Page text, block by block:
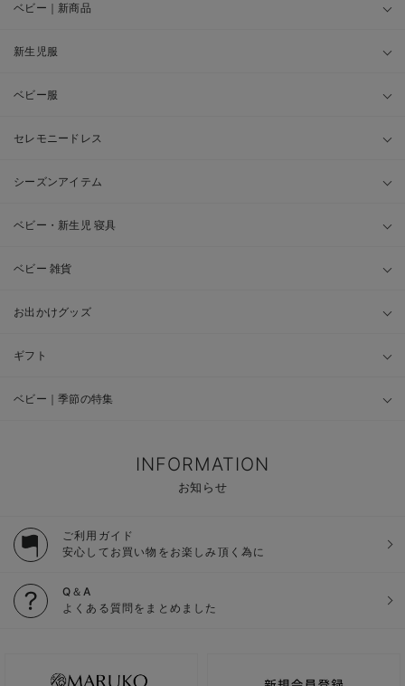
ベビー｜新商品
新生児服
ベビー服
セレモニードレス
シーズンアイテム
ベビー・新生児 寝具
ベビー 雑貨
お出かけグッズ
ギフト
ベビー｜季節の特集
INFORMATION
お知らせ
ご利用ガイド
安心してお買い物をお楽しみ頂く為に
Q＆A
よくある質問をまとめました